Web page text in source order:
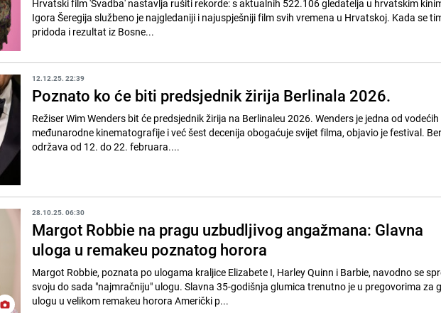
Hrvatski film 'Svadba' nastavlja rušiti rekorde: s aktualnih 522.106 gledatelja u hrvatskim
Igora Šeregija službeno je najgledaniji i najuspješniji film svih vremena u Hrvatskoj. Kada se
pridoda i rezultat iz Bosne...
12.12.25. 22:39
Poznato ko će biti predsjednik žirija Berlinala 2026.
Režiser Wim Wenders bit će predsjednik žirija na Berlinaleu 2026. Wenders je jedna od
međunarodne kinematografije i već šest decenija obogaćuje svijet filma, objavio je festival.
održava od 12. do 22. februara....
28.10.25. 06:30
Margot Robbie na pragu uzbudljivog angažmana: Glavna
uloga u remakeu poznatog horora
Margot Robbie, poznata po ulogama kraljice Elizabete I, Harley Quinn i Barbie, navodno se
svoju do sada "najmračniju" ulogu. Slavna 35-godišnja glumica trenutno je u pregovorima za
ulogu u velikom remakeu horora Američki p...